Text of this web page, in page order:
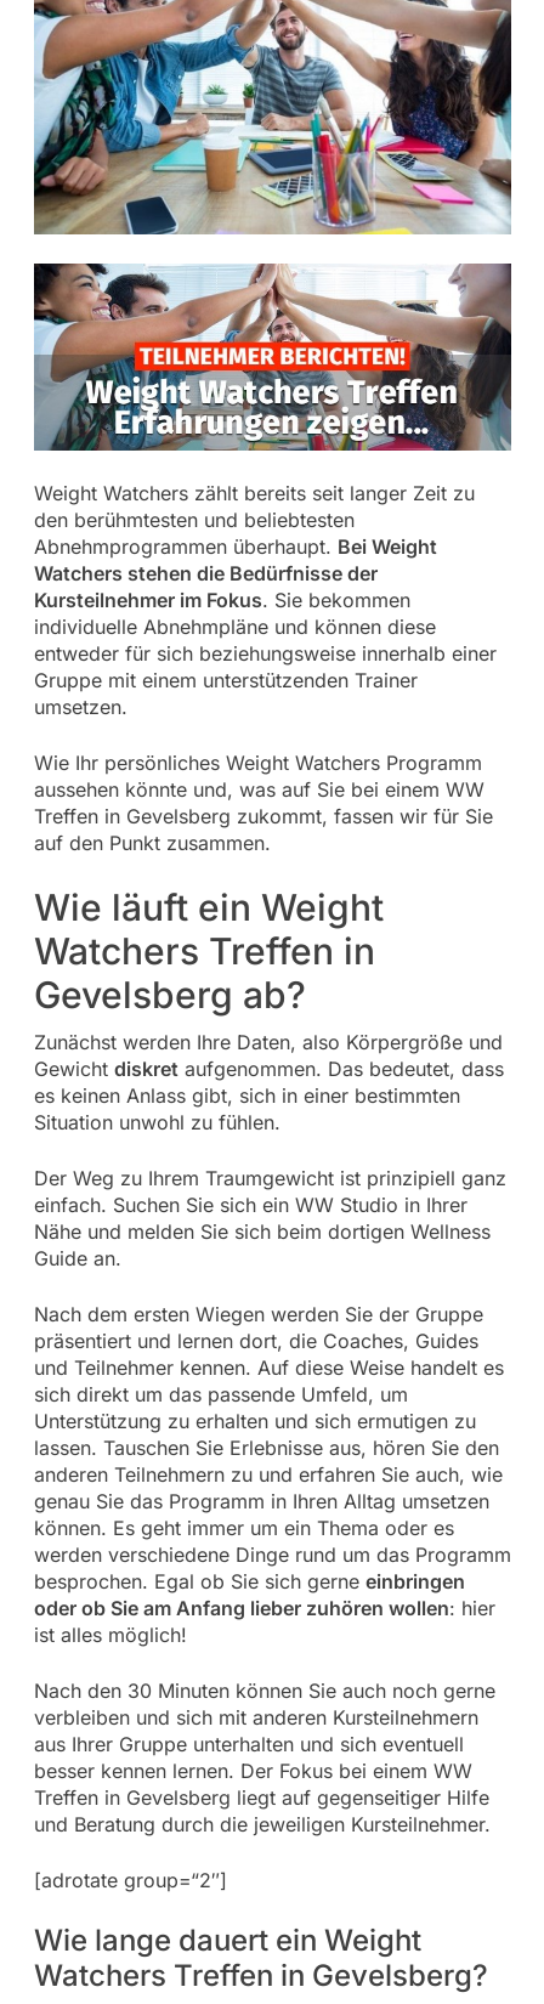
Weight Watchers zählt bereits seit langer Zeit zu
den berühmtesten und beliebtesten
Abnehmprogrammen überhaupt. Bei Weight
Watchers stehen die Bedürfnisse der
Kursteilnehmer im Fokus. Sie bekommen
individuelle Abnehmpläne und können diese
entweder für sich beziehungsweise innerhalb einer
Gruppe mit einem unterstützenden Trainer
umsetzen.
Wie Ihr persönliches Weight Watchers Programm
aussehen könnte und, was auf Sie bei einem WW
Treffen in Gevelsberg zukommt, fassen wir für Sie
auf den Punkt zusammen.
Wie läuft ein Weight
Watchers Treffen in
Gevelsberg ab?
Zunächst werden Ihre Daten, also Körpergröße und
Gewicht diskret aufgenommen. Das bedeutet, dass
es keinen Anlass gibt, sich in einer bestimmten
Situation unwohl zu fühlen.
Der Weg zu Ihrem Traumgewicht ist prinzipiell ganz
einfach. Suchen Sie sich ein WW Studio in Ihrer
Nähe und melden Sie sich beim dortigen Wellness
Guide an.
Nach dem ersten Wiegen werden Sie der Gruppe
präsentiert und lernen dort, die Coaches, Guides
und Teilnehmer kennen. Auf diese Weise handelt es
sich direkt um das passende Umfeld, um
Unterstützung zu erhalten und sich ermutigen zu
lassen. Tauschen Sie Erlebnisse aus, hören Sie den
anderen Teilnehmern zu und erfahren Sie auch, wie
genau Sie das Programm in Ihren Alltag umsetzen
können. Es geht immer um ein Thema oder es
werden verschiedene Dinge rund um das Programm
besprochen. Egal ob Sie sich gerne einbringen
oder ob Sie am Anfang lieber zuhören wollen: hier
ist alles möglich!
Nach den 30 Minuten können Sie auch noch gerne
verbleiben und sich mit anderen Kursteilnehmern
aus Ihrer Gruppe unterhalten und sich eventuell
besser kennen lernen. Der Fokus bei einem WW
Treffen in Gevelsberg liegt auf gegenseitiger Hilfe
und Beratung durch die jeweiligen Kursteilnehmer.
[adrotate group=“2″]
Wie lange dauert ein Weight
Watchers Treffen in Gevelsberg?